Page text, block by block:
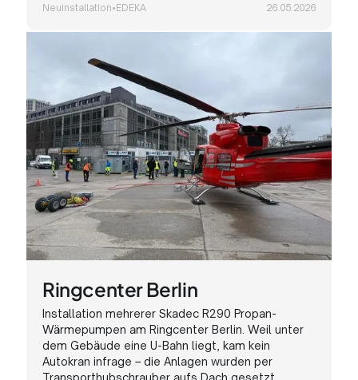
Neuinstallation•EDEKA 26.05.2026
Ringcenter Berlin
Installation mehrerer Skadec R290 Propan-
Wärmepumpen am Ringcenter Berlin. Weil unter
dem Gebäude eine U-Bahn liegt, kam kein
Autokran infrage – die Anlagen wurden per
Transporthubschrauber aufs Dach gesetzt.